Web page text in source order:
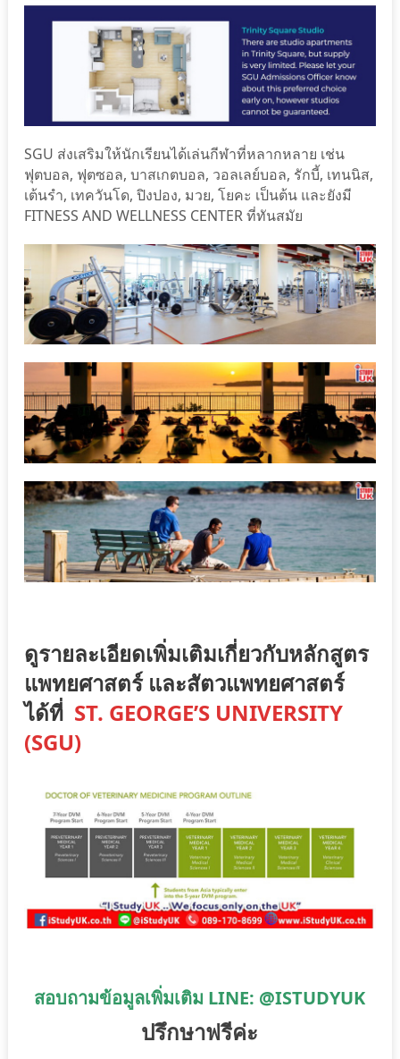
SGU ส่งเสริมให้นักเรียนได้เล่นกีฬาที่หลากหลาย เช่น
ฟุตบอล, ฟุตซอล, บาสเกตบอล, วอลเลย์บอล, รักบี้, เทนนิส,
เต้นรำ, เทควันโด, ปิงปอง, มวย, โยคะ เป็นต้น และยังมี
FITNESS AND WELLNESS CENTER ที่ทันสมัย
ดูรายละเอียดเพิ่มเติมเกี่ยวกับหลักสูตร
แพทยศาสตร์ และสัตวแพทยศาสตร์
ได้ที่ ST. GEORGE’S UNIVERSITY
(SGU)
สอบถามข้อมูลเพิ่มเติม LINE: @ISTUDYUK
ปรึกษาฟรีค่ะ